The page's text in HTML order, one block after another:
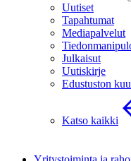
Uutiset
Tapahtumat
Mediapalvelut
Julkaisut
Uutiskirje
Edustuston
Katso kaikki